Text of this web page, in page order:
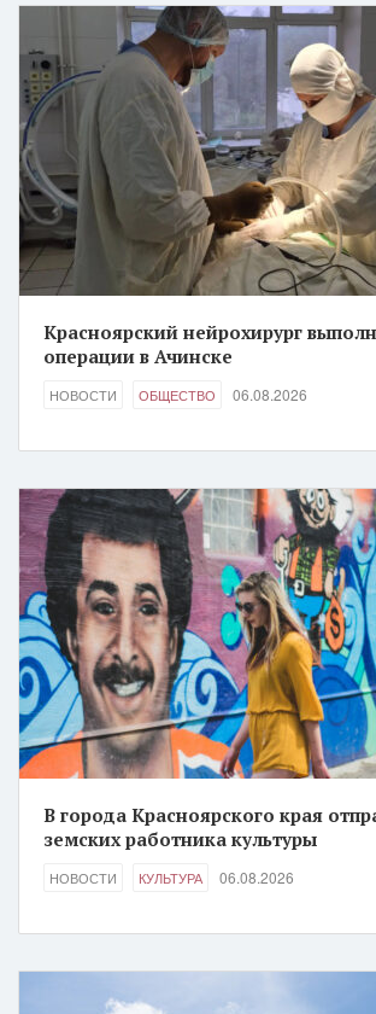
Красноярский нейрохирург
операции в Ачинске
НОВОСТИ ОБЩЕСТВО 06.08.2026
В города Красноярского края
земских работника культуры
НОВОСТИ КУЛЬТУРА 06.08.2026